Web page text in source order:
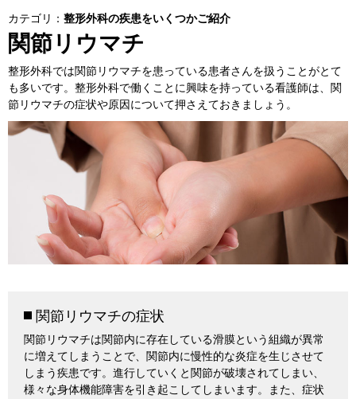
カテゴリ： 整形外科の疾患をいくつかご紹介
関節リウマチ
整形外科では関節リウマチを患っている患者さんを扱うことがとて
も多いです。整形外科で働くことに興味を持っている看護師は、関
節リウマチの症状や原因について押さえておきましょう。
関節リウマチの症状
関節リウマチは関節内に存在している滑膜という組織が異常
に増えてしまうことで、関節内に慢性的な炎症を生じさせて
しまう疾患です。進行していくと関節が破壊されてしまい、
様々な身体機能障害を引き起こしてしまいます。また、症状